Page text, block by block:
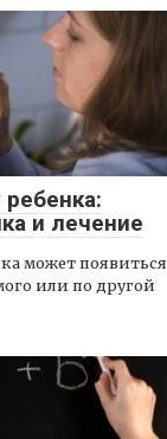
и лечение
может появиться
или по другой